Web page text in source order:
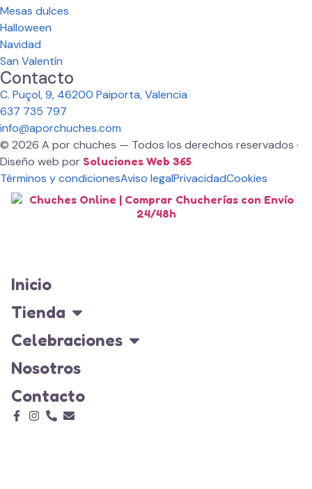
Mesas dulces
Halloween
Navidad
San Valentín
Contacto
C. Puçol, 9, 46200 Paiporta, Valencia
637 735 797
info@aporchuches.com
© 2026 A por chuches — Todos los derechos reservados ·
Diseño web por Soluciones Web 365
Términos y condicionesAviso legalPrivacidadCookies
Inicio
Tienda
Celebraciones
Nosotros
Contacto